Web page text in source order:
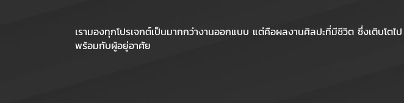
เรามองทุกโปรเจกต์เป็นมากกว่างานออกแบบ แต่คือผลงานศิลปะที่มีชีวิต ซึ่งเติบโตไป
พร้อมกับผู้อยู่อาศัย